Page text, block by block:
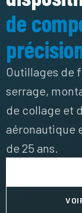
de
Outillages de
serrage,
de collage et
aéronautique
de 25 ans.